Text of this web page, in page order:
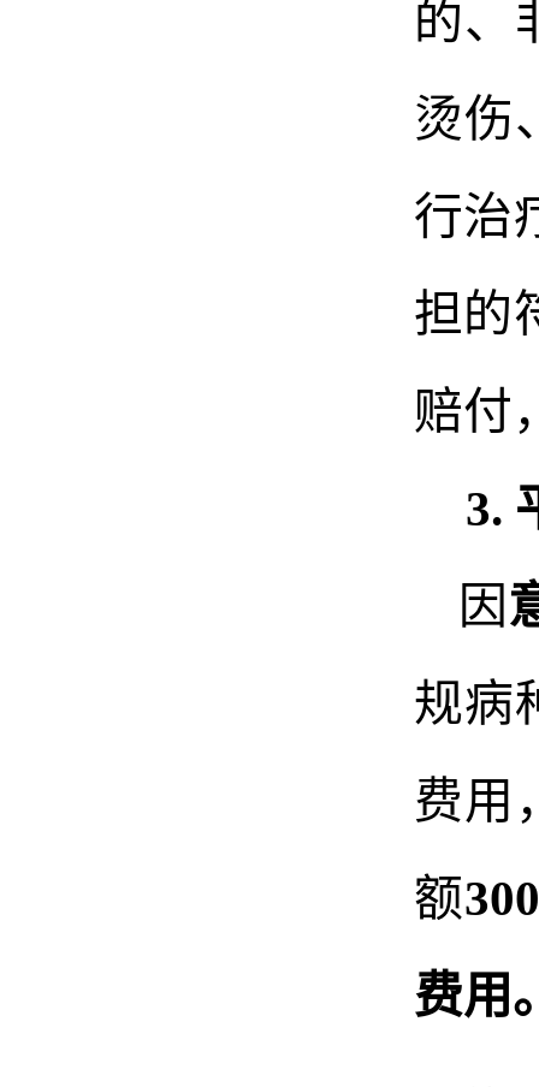
的、
烫伤
行治
担的
赔付
3.
因
规病
费用
额
费用